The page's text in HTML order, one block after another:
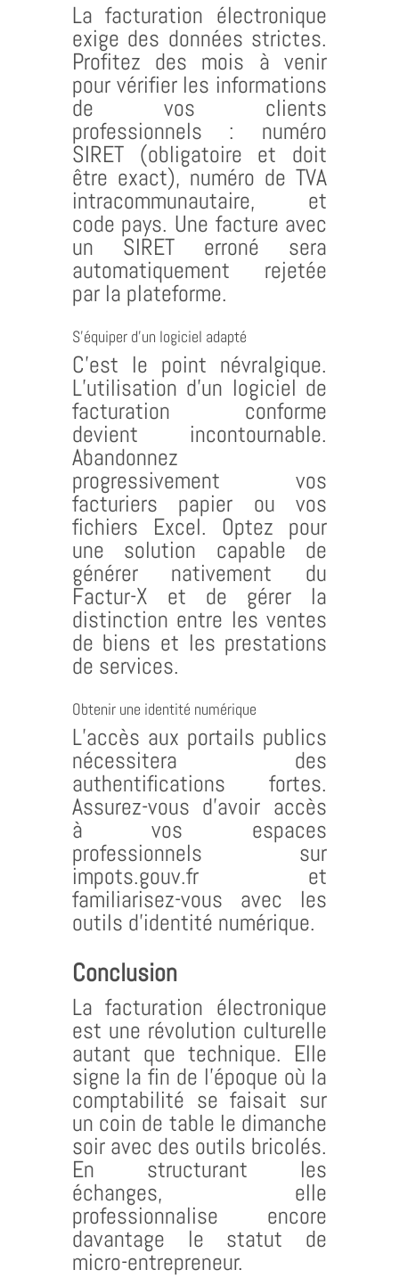
La facturation électronique
exige des données strictes.
Profitez des mois à venir
pour vérifier les informations
de vos clients
professionnels : numéro
SIRET (obligatoire et doit
être exact), numéro de TVA
intracommunautaire, et
code pays. Une facture avec
un SIRET erroné sera
automatiquement rejetée
par la plateforme.
S’équiper d’un logiciel adapté
C’est le point névralgique.
L’utilisation d’un logiciel de
facturation conforme
devient incontournable.
Abandonnez
progressivement vos
facturiers papier ou vos
fichiers Excel. Optez pour
une solution capable de
générer nativement du
Factur-X et de gérer la
distinction entre les ventes
de biens et les prestations
de services.
Obtenir une identité numérique
L’accès aux portails publics
nécessitera des
authentifications fortes.
Assurez-vous d’avoir accès
à vos espaces
professionnels sur
impots.gouv.fr et
familiarisez-vous avec les
outils d’identité numérique.
Conclusion
La facturation électronique
est une révolution culturelle
autant que technique. Elle
signe la fin de l’époque où la
comptabilité se faisait sur
un coin de table le dimanche
soir avec des outils bricolés.
En structurant les
échanges, elle
professionnalise encore
davantage le statut de
micro-entrepreneur.